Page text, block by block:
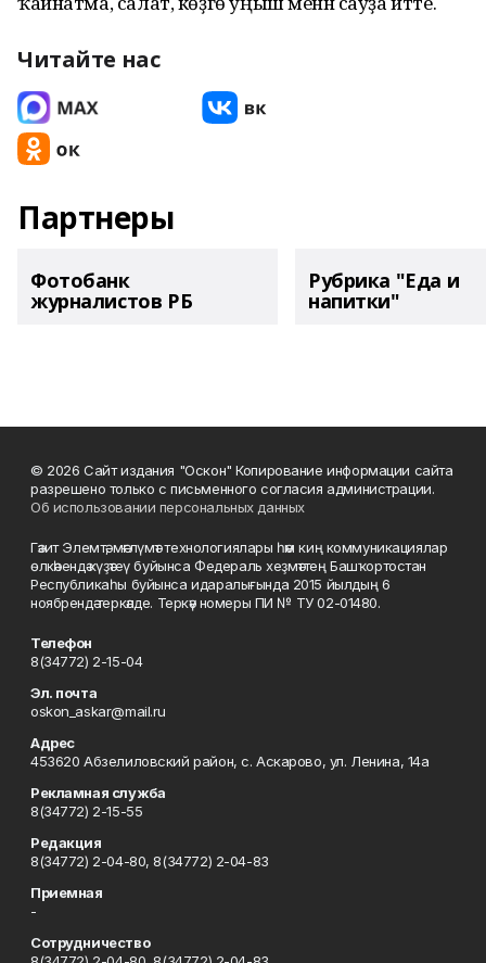
Читайте нас
Партнеры
Фотобанк
журналистов РБ
Рубрика "Еда и
напитки"
© 2026 Сайт издания "Оскон" Копирование информации сайта
разрешено только с письменного согласия администрации.
Об использовании персональных данных
Гәзит Элемтә, мәғлүмәт технологиялары һәм киң коммуникациялар
өлкәһендә күҙәтеү буйынса Федераль хеҙмәттең Башҡортостан
Республикаһы буйынса идаралығында 2015 йылдың 6
ноябрендә теркәлде. Теркәү номеры ПИ № ТУ 02-01480.
Телефон
8(34772) 2-15-04
Эл. почта
oskon_askar@mail.ru
Адрес
453620 Абзелиловский район, с. Аскарово, ул. Ленина, 14а
Рекламная служба
8(34772) 2-15-55
Редакция
8(34772) 2-04-80, 8(34772) 2-04-83
Приемная
-
Сотрудничество